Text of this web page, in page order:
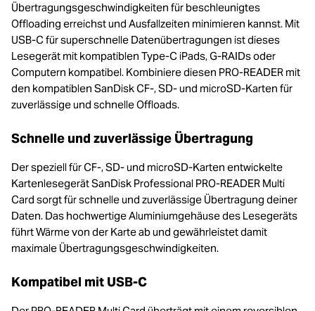
Übertragungsgeschwindigkeiten für beschleunigtes
Offloading erreichst und Ausfallzeiten minimieren kannst. Mit
USB-C für superschnelle Datenübertragungen ist dieses
Lesegerät mit kompatiblen Type-C iPads, G-RAIDs oder
Computern kompatibel. Kombiniere diesen PRO-READER mit
den kompatiblen SanDisk CF-, SD- und microSD-Karten für
zuverlässige und schnelle Offloads.
Schnelle und zuverlässige Übertragung
Der speziell für CF-, SD- und microSD-Karten entwickelte
Kartenlesegerät SanDisk Professional PRO-READER Multi
Card sorgt für schnelle und zuverlässige Übertragung deiner
Daten. Das hochwertige Aluminiumgehäuse des Lesegeräts
führt Wärme von der Karte ab und gewährleistet damit
maximale Übertragungsgeschwindigkeiten.
Kompatibel mit USB-C